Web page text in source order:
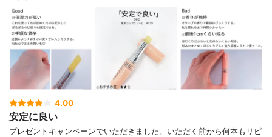
4.00
安定に良い
プレゼントキャンペーンでいただきました。いただく前から何本もリピ